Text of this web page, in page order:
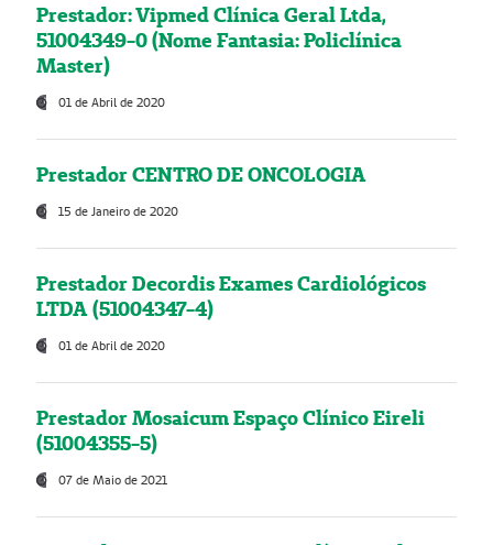
Prestador: Vipmed Clínica Geral Ltda,
51004349-0 (Nome Fantasia: Policlínica
Master)
01 de Abril de 2020
Prestador CENTRO DE ONCOLOGIA
15 de Janeiro de 2020
Prestador Decordis Exames Cardiológicos
LTDA (51004347-4)
01 de Abril de 2020
Prestador Mosaicum Espaço Clínico Eireli
(51004355-5)
07 de Maio de 2021